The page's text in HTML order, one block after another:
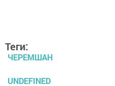
Теги:
ЧЕРЕМШАН
UNDEFINED